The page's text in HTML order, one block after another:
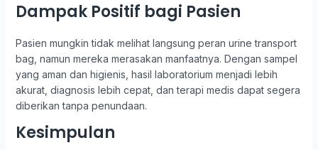
Dampak Positif bagi Pasien
Pasien mungkin tidak melihat langsung peran urine transport
bag, namun mereka merasakan manfaatnya. Dengan sampel
yang aman dan higienis, hasil laboratorium menjadi lebih
akurat, diagnosis lebih cepat, dan terapi medis dapat segera
diberikan tanpa penundaan.
Kesimpulan